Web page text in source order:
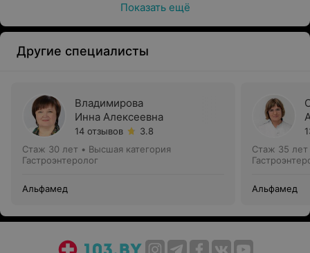
Показать ещё
Другие специалисты
Владимирова
Инна Алексеевна
14 отзывов
3.8
Стаж 30 лет • Высшая категория
Гастроэнтеролог
Альфамед
Стаж 35 лет
Альфамед